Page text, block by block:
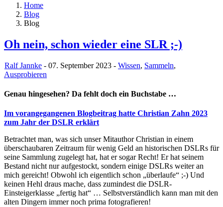
Home
Blog
Blog
Oh nein, schon wieder eine SLR ;-)
Ralf Jannke - 07. September 2023 - Wissen, Sammeln,
Ausprobieren
Genau hingesehen? Da fehlt doch ein Buchstabe …
Im vorangegangenen Blogbeitrag hatte Christian Zahn 2023
zum Jahr der DSLR erklärt
Betrachtet man, was sich unser Mitauthor Christian in einem
überschaubaren Zeitraum für wenig Geld an historischen DSLRs für
seine Sammlung zugelegt hat, hat er sogar Recht! Er hat seinem
Bestand nicht nur aufgestockt, sondern einige DSLRs weiter an
mich gereicht! Obwohl ich eigentlich schon „überlaufe“ ;-) Und
keinen Hehl draus mache, dass zumindest die DSLR-
Einsteigerklasse „fertig hat“ … Selbstverständlich kann man mit den
alten Dingern immer noch prima fotografieren!